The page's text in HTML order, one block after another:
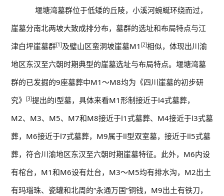
堰塘湾墓群位于低矮的丘陵，小溪河蜿蜒环绕而过，
崖墓分南北两坡大致成排分布，墓群的选址和布局特点与江
津白坪崖墓群[1]及璧山区蛮洞坡崖墓M1 [2]相似，体现出川渝
地区东汉至六朝时期典型的崖墓选址与布局特点。堰塘湾墓
群的已发掘的9座墓葬中M1～M8均为《四川崖墓的初步研
究》 [3]提出的Ⅰ型墓，具体来看M1形制接近于Ⅰ4式墓葬，
M2、M3、M5、M7和M8接近于Ⅰ1式墓葬、M4接近于Ⅰ3式墓
葬，M6接近于Ⅰ7式墓葬，M9属于Ⅱ型双室墓，接近于Ⅱ5式墓
葬，符合川渝地区东汉至六朝时期崖墓特征。此外，M6内设
有棺台，M1和M6设有灶台，M3～M5均有排水沟，M2出土
有玛瑙珠、瓷罐和北周的“永通万国”铜钱，M9出土有铁刀，